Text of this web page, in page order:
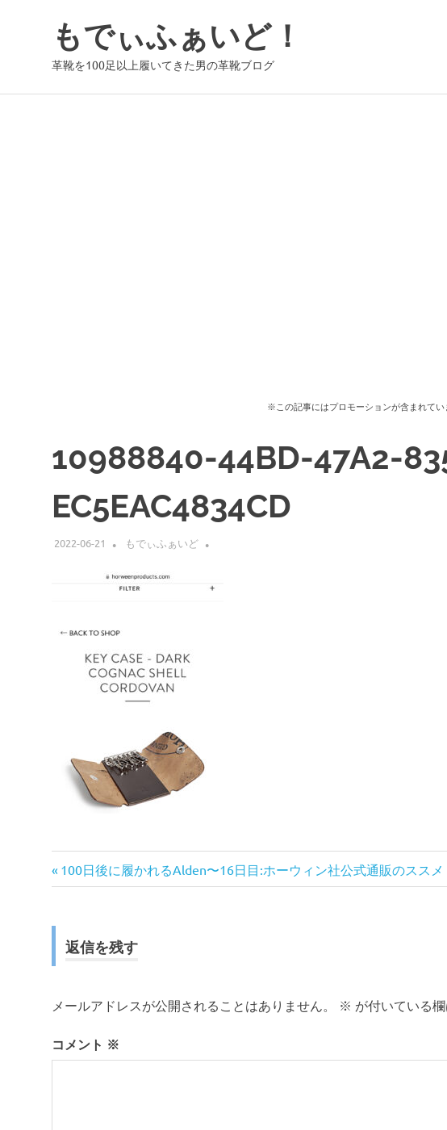
もでぃふぁいど！
革靴を100足以上履いてきた男の革靴ブログ
※この記事にはプロモーションが含まれてい
10988840-44BD-47A2-
EC5EAC4834CD
2022-06-21 もでぃふぁいど
投
ナ
ゲ
ー
前
の
100日後に履かれるAlden〜16日目:ホーウィン社公式通販のススメ
返信を残す
メールアドレスが公開されることはありません。 ※ が付いている
コメント ※